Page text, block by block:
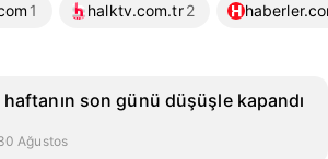
1 halktv.com.tr2
haftanın son günü düşüşle kapandı
Ağustos